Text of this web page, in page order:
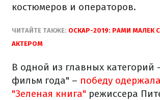
костюмеров и операторов.
ЧИТАЙТЕ ТАКЖЕ: ОСКАР-2019: РАМИ МАЛЕК
АКТЕРОМ
В одной из главных категорий
фильм года" – победу
"Зеленая книга" режиссера